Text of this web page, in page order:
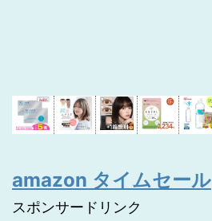
amazon タイムセール
スポンサードリンク